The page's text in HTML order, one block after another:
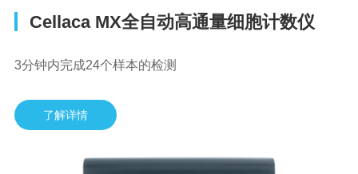
Cellaca MX全自动高通量细胞计数仪
3分钟内完成24个样本的检测
了解详情